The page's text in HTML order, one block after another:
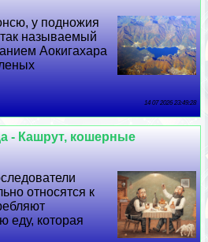
у подножия
называемый
Аокигахара
14 07 2026 23:49:28
- Кашрут, кошерные
относятся к
еду, которая